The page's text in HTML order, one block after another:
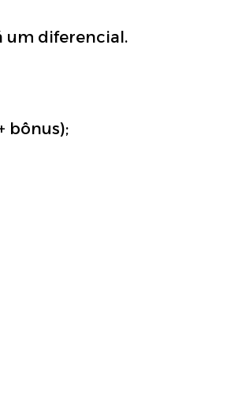
um diferencial.
bônus);